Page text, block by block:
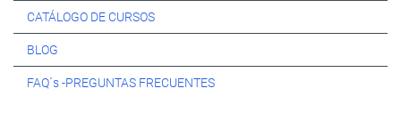
CATÁLOGO DE CURSOS
BLOG
FAQ´s -PREGUNTAS FRECUENTES